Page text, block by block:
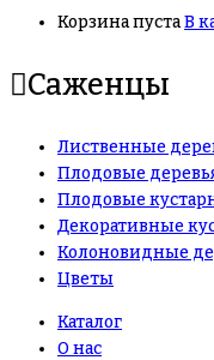
Корзина пустаВ
Саженцы
Лиственные
Плодовые
Плодовые
Декоративные
Колоновидные
Цветы
Каталог
О нас